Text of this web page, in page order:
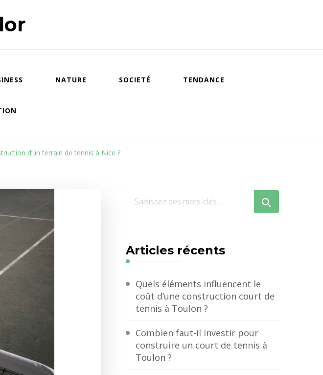
NATURE SOCIETÉ TENDANCE
d’un terrain de tennis à Nice ?
Vous
?
Articles récents
Quels éléments influencent le
coût d’une construction court de
tennis à Toulon ?
Combien faut-il investir pour
construire un court de tennis à
Toulon ?